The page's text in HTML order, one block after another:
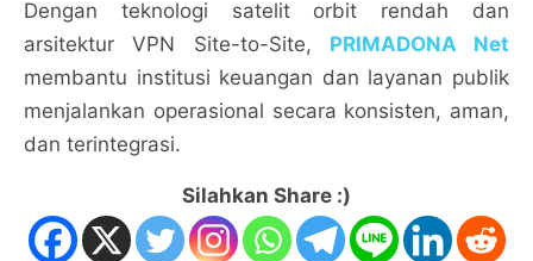
Dengan teknologi satelit orbit rendah dan
arsitektur VPN Site-to-Site, PRIMADONA Net
membantu institusi keuangan dan layanan publik
menjalankan operasional secara konsisten, aman,
dan terintegrasi.
Silahkan Share :)